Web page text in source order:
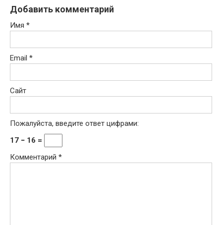
Добавить комментарий
Имя *
Email *
Сайт
Пожалуйста, введите ответ цифрами:
17 − 16 =
Комментарий *